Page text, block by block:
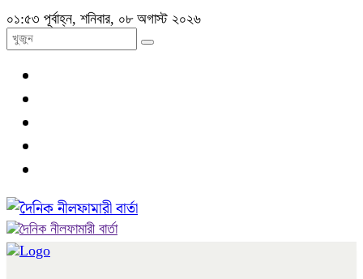
০১:৫৩ পূর্বাহ্ন, শনিবার, ০৮ অগাস্ট ২০২৬